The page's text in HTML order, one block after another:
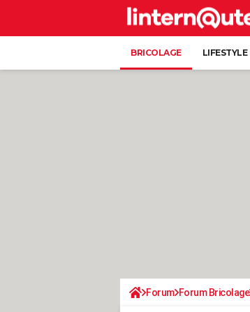
BRICOLAGE LIFESTYLE
Forum Forum Bricolage